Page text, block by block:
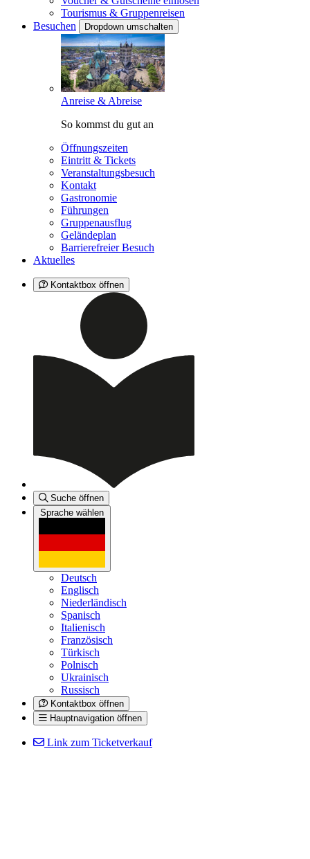
Tourismus & Gruppenreisen
Besuchen
Dropdown umschalten
Anreise & Abreise
So kommst du gut an
Öffnungszeiten
Eintritt & Tickets
Veranstaltungsbesuch
Kontakt
Gastronomie
Führungen
Gruppenausflug
Geländeplan
Barrierefreier Besuch
Aktuelles
Kontaktbox öffnen
Suche öffnen
Sprache wählen
Deutsch
Englisch
Niederländisch
Spanisch
Italienisch
Französisch
Türkisch
Polnisch
Ukrainisch
Russisch
Kontaktbox öffnen
Hauptnavigation öffnen
Link zum Ticketverkauf